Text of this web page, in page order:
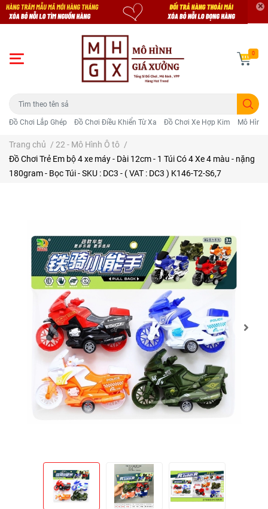
Đồ Chơi Lắp Ghép Đồ Chơi Điều Khiển Từ Xa Đồ Chơi Xe Hợp Kim Mô Hình
0
Trang chủ / 22 - Mô Hình Ô tô /
Đồ Chơi Trẻ Em bộ 4 xe máy - Dài 12cm - 1 Túi Có 4 Xe 4 màu - nặng
180gram - Bọc Túi - SKU : DC3 - ( VAT : DC3 ) K146-T2-S6,7